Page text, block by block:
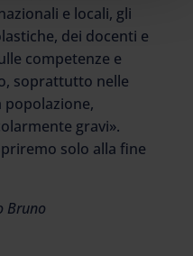
e locali, gli
dei docenti e
competenze e
soprattutto nelle
popolazione,
gravi».
solo alla fine
Bruno